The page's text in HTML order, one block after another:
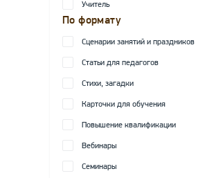
Учитель
По формату
Сценарии занятий и праздников
Статьи для педагогов
Стихи, загадки
Карточки для обучения
Повышение квалификации
Вебинары
Семинары